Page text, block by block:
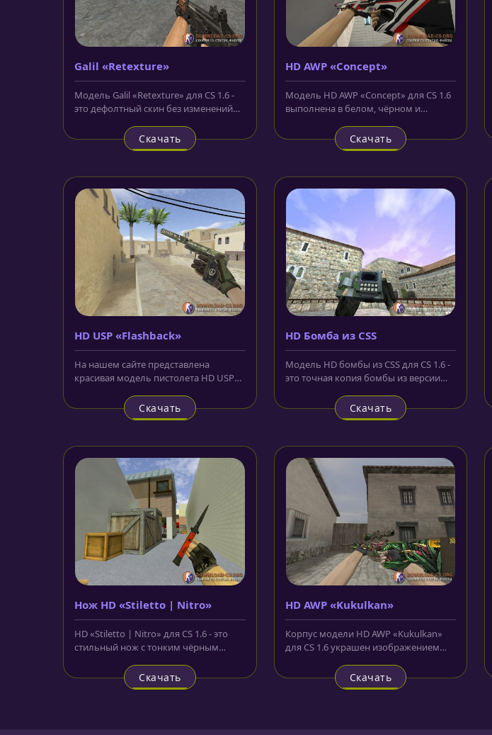
Galil «Retexture»
Модель Galil «Retexture» для CS 1.6 -
это дефолтный скин без изменений
Скачать
HD AWP «Concept»
Модель HD AWP «Concept» для CS 1.6
выполнена в белом, чёрном и
цветов...
Скачать
HD USP «Flashback»
На нашем сайте представлена
красивая модель пистолета HD USP
из...
Скачать
HD Бомба из CSS
Модель HD бомбы из CSS для CS 1.6 -
это точная копия бомбы из версии
Скачать
Нож HD «Stiletto | Nitro»
HD «Stiletto | Nitro» для CS 1.6 - это
стильный нож с тонким чёрным
Скачать
HD AWP «Kukulkan»
Корпус модели HD AWP «Kukulkan»
для CS 1.6 украшен изображением
Выполнено...
Скачать